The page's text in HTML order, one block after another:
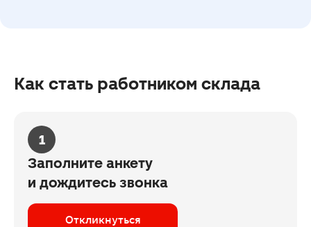
Как стать работником склада
1
Заполните анкету
и дождитесь звонка
Откликнуться